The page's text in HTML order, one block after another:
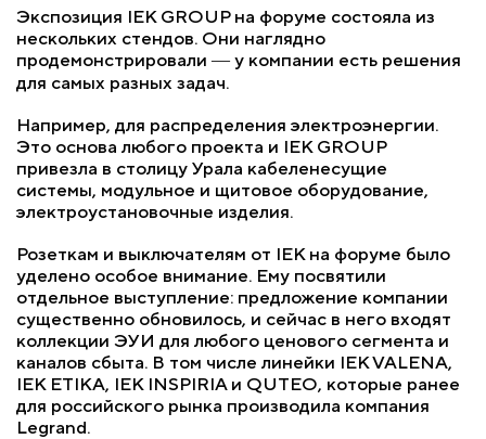
Экспозиция IEK GROUP на форуме состояла из
нескольких стендов. Они наглядно
продемонстрировали ― у компании есть решения
для самых разных задач.
Например, для распределения электроэнергии.
Это основа любого проекта и IEK GROUP
привезла в столицу Урала кабеленесущие
системы, модульное и щитовое оборудование,
электроустановочные изделия.
Розеткам и выключателям от IEK на форуме было
уделено особое внимание. Ему посвятили
отдельное выступление: предложение компании
существенно обновилось, и сейчас в него входят
коллекции ЭУИ для любого ценового сегмента и
каналов сбыта. В том числе линейки IEK VALENA,
IEK ETIKA, IEK INSPIRIA и QUTEO, которые ранее
для российского рынка производила компания
Legrand.